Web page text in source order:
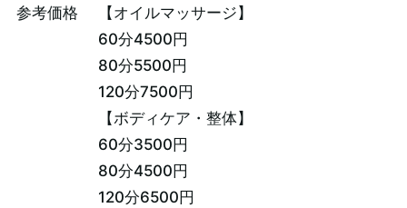
参考価格
【オイルマッサージ】
60分4500円
80分5500円
120分7500円
【ボディケア・整体】
60分3500円
80分4500円
120分6500円